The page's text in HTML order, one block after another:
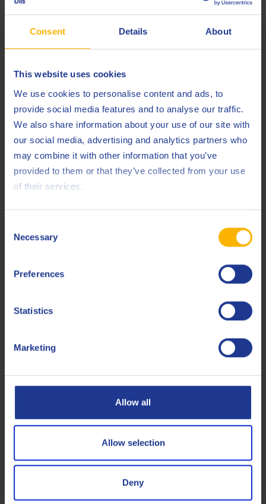
Consent Details About
This website uses cookies
We use cookies to personalise content and ads, to
provide social media features and to analyse our traffic.
We also share information about your use of our site with
our social media, advertising and analytics partners who
may combine it with other information that you’ve
provided to them or that they’ve collected from your use
of their services.
Selection
Necessary
Preferences
Statistics
Marketing
Allow all
Allow selection
Deny
OTRAS NOTICIAS
Por qué los fluidos de laminación a medida
ya no son un lujo
14 JULIO 2026
LEE EL ARTÍCULO
Laminado en frío: Riesgo de incendio en el